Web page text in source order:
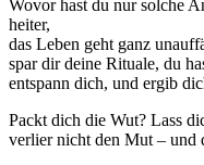
Wovor hast du nur solche
heiter,
das Leben geht ganz
spar dir deine Rituale, du
entspann dich, und ergib
Packt dich die Wut? Lass
verlier nicht den Mut – und